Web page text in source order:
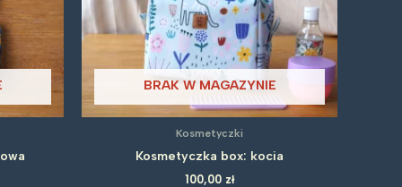
BRAK W MAGAZYNIE
Kosmetyczki
Kosmetyczka box: kocia
100,00 zł